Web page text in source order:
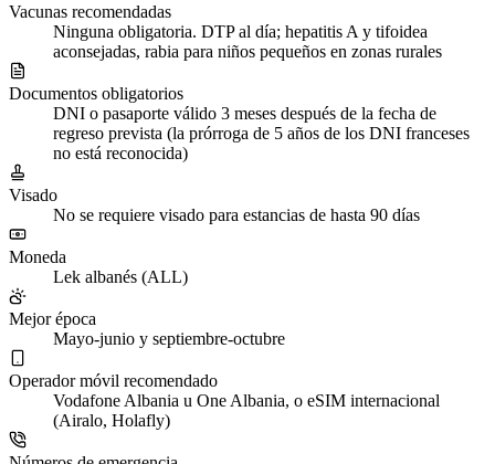
Vacunas recomendadas
Ninguna obligatoria. DTP al día; hepatitis A y tifoidea
aconsejadas, rabia para niños pequeños en zonas rurales
Documentos obligatorios
DNI o pasaporte válido 3 meses después de la fecha de
regreso prevista (la prórroga de 5 años de los DNI franceses
no está reconocida)
Visado
No se requiere visado para estancias de hasta 90 días
Moneda
Lek albanés (ALL)
Mejor época
Mayo-junio y septiembre-octubre
Operador móvil recomendado
Vodafone Albania u One Albania, o eSIM internacional
(Airalo, Holafly)